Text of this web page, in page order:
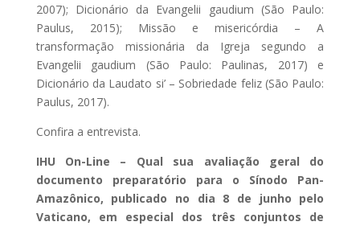
2007); Dicionário da Evangelii gaudium (São Paulo:
Paulus, 2015); Missão e misericórdia – A
transformação missionária da Igreja segundo a
Evangelii gaudium (São Paulo: Paulinas, 2017) e
Dicionário da Laudato si’ – Sobriedade feliz (São Paulo:
Paulus, 2017).
Confira a entrevista.
IHU On-Line – Qual sua avaliação geral do
documento preparatório para o Sínodo Pan-
Amazônico, publicado no dia 8 de junho pelo
Vaticano, em especial dos três conjuntos de